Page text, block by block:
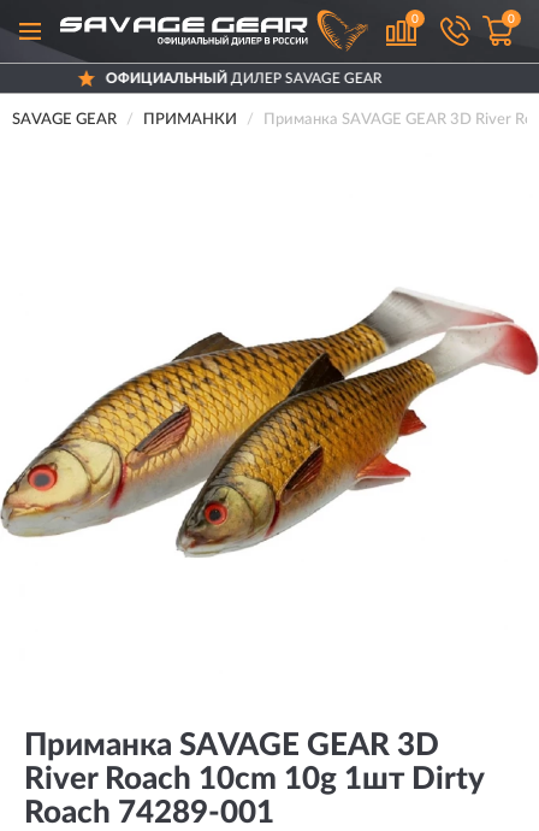
0 0
ДИЛЕР SAVAGE GEAR
SAVAGE GEAR ПРИМАНКИ Приманка SAVAGE GEAR 3D River
Приманка SAVAGE GEAR 3D
River Roach 10cm 10g 1шт Dirty
Roach 74289-001